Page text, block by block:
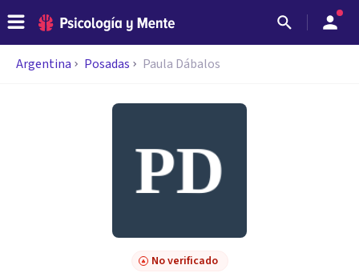
Argentina Posadas Paula Dábalos
No verificado